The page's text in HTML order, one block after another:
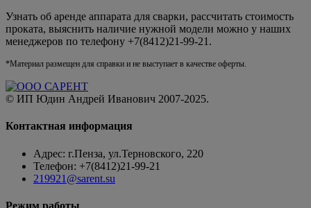
Узнать об аренде аппарата для сварки, рассчитать стоимость
проката, выяснить наличие нужной модели можно у наших
менеджеров по телефону +7(8412)21-99-21.
*Материал размещен для справки и не выступает в качестве оферты.
© ИП Юдин Андрей Иванович 2007-2025.
Контактная информация
Адрес: г.Пенза, ул.Терновского, 220
Телефон: +7(8412)21-99-21
219921@sarent.su
Режим работы